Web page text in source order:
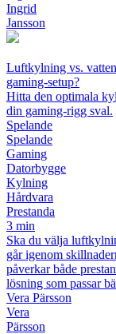
Ingrid
Jansson
Luftkylning vs.
gaming‑setup?
Hitta den optimala
din gaming‑rigg sval.
Spelande
Spelande
Gaming
Datorbygge
Kylning
Hårdvara
Prestanda
3 min
Ska du välja
går igenom
påverkar både
lösning som passar
Vera Pärsson
Vera
Pärsson